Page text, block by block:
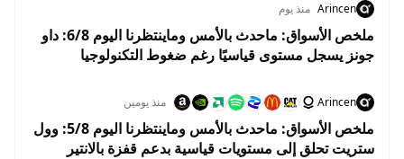
Arincen منذ يوم
ملخص الأسواق: ماحدث بالأمس وماينتظرنا اليوم 6/8: داو
جونز يسجل مستوى قياسيًا رغم ضغوط التكنولوجيا
Arincen منذ يومين
ملخص الأسواق: ماحدث بالأمس وماينتظرنا اليوم 5/8: وول
ستريت تحلق إلى مستويات قياسية بدعم قفزة بالانتير